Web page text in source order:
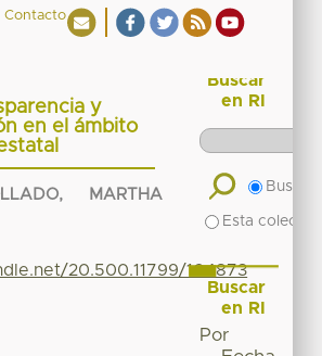
Contacto
y
en el ámbito
MARTHA
20.500.11799/104873
Buscar
en RI
Buscar
Esta
Buscar
en RI
Por